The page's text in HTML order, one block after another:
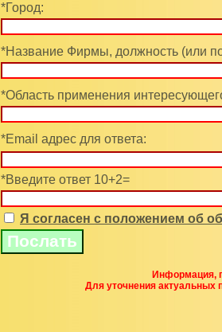
*Город:
*Название Фирмы, должность (или
*Область применения
*Email адрес для ответа:
*Введите ответ 10+2=
Я согласен с положением об
Информация,
Для уточнения актуальных